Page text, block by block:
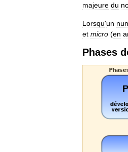
majeure du
Lorsqu'un
et micro (en
Phases